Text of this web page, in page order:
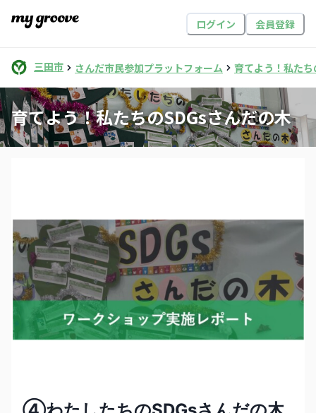
ログイン 会員登録
三田市 さんだ市民参加プラットフォーム 育てよう！私た
育てよう！私たちのSDGsさんだの木